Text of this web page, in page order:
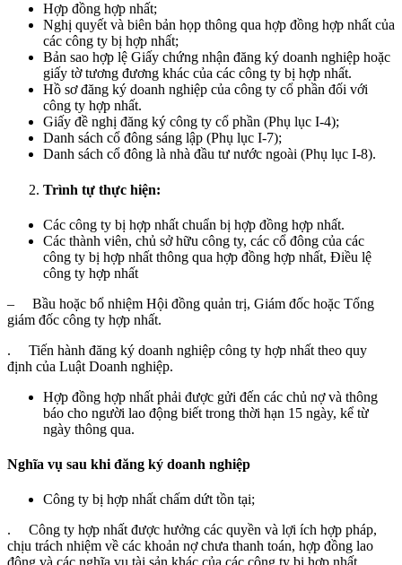
Hợp đồng hợp nhất;
Nghị quyết và biên bản họp thông qua hợp đồng hợp nhất của
các công ty bị hợp nhất;
Bản sao hợp lệ Giấy chứng nhận đăng ký doanh nghiệp hoặc
giấy tờ tương đương khác của các công ty bị hợp nhất.
Hồ sơ đăng ký doanh nghiệp của công ty cổ phần đối với
công ty hợp nhất.
Giấy đề nghị đăng ký công ty cổ phần (Phụ lục I-4);
Danh sách cổ đông sáng lập (Phụ lục I-7);
Danh sách cổ đông là nhà đầu tư nước ngoài (Phụ lục I-8).
Trình tự thực hiện:
Các công ty bị hợp nhất chuẩn bị hợp đồng hợp nhất.
Các thành viên, chủ sở hữu công ty, các cổ đông của các
công ty bị hợp nhất thông qua hợp đồng hợp nhất, Điều lệ
công ty hợp nhất
– Bầu hoặc bổ nhiệm Hội đồng quản trị, Giám đốc hoặc Tổng
giám đốc công ty hợp nhất.
. Tiến hành đăng ký doanh nghiệp công ty hợp nhất theo quy
định của Luật Doanh nghiệp.
Hợp đồng hợp nhất phải được gửi đến các chủ nợ và thông
báo cho người lao động biết trong thời hạn 15 ngày, kể từ
ngày thông qua.
Nghĩa vụ sau khi đăng ký doanh nghiệp
Công ty bị hợp nhất chấm dứt tồn tại;
. Công ty hợp nhất được hưởng các quyền và lợi ích hợp pháp,
chịu trách nhiệm về các khoản nợ chưa thanh toán, hợp đồng lao